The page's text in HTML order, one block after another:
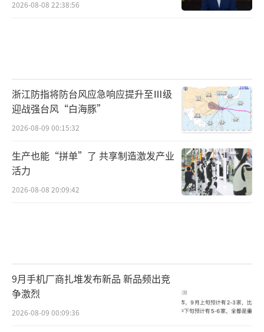
2026-08-08 22:38:56
浙江防指将防台风应急响应提升至Ⅲ级
迎战强台风“白海豚”
2026-08-09 00:15:32
生产也能“拼单”了 共享制造激发产业
活力
2026-08-08 20:09:42
9月手机厂商扎堆发布新品 新品频出竞
争激烈
2026-08-09 00:09:36